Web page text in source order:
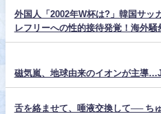
外国人「2002年W杯は?」韓国サッ
レフリーへの性的接待発覚！海外騒
磁気嵐、地球由来のイオンが主導
舌を絡ませて、唾液交換して── ち